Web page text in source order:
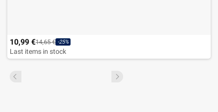
10,99 €14,65 € -25%
Last items in stock